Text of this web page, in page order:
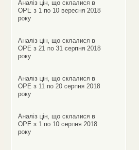
Аналіз цін, що склалися в
ОРЕ з 1 по 10 вересня 2018
року
Аналіз цін, що склалися в
ОРЕ з 21 по 31 серпня 2018
року
Аналіз цін, що склалися в
ОРЕ з 11 по 20 серпня 2018
року
Аналіз цін, що склалися в
ОРЕ з 1 по 10 серпня 2018
року